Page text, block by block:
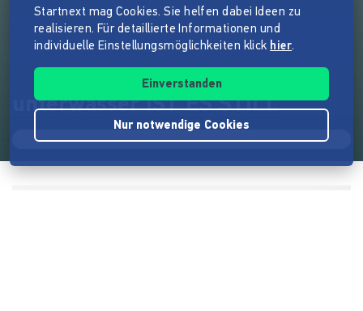
unterwasser IST ES STILL
Startnext mag Cookies. Sie helfen dabei Ideen zu
realisieren. Für detaillierte Informationen und
individuelle Einstellungsmöglichkeiten klick hier.
Einverstanden
Nur notwendige Cookies